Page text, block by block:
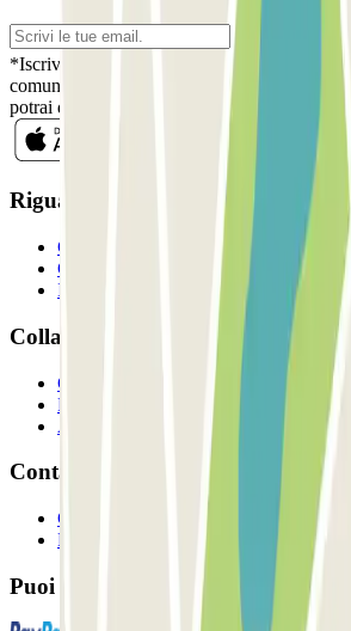
*Iscrivendoti, accetti la nostra Informativa
comunicazioni commerciali da Parclick.
potrai disiscriverti quando vuoi direttamente
Riguardo a Parclcik
Chi siamo
Come funziona?
I Nostri Parcheggi
Collaboriamo?
Collaboratori
Proprietari di parcheggio
Affiliati
Contatto
Contattaci
FAQ
Puoi utilizzare questi metodi di